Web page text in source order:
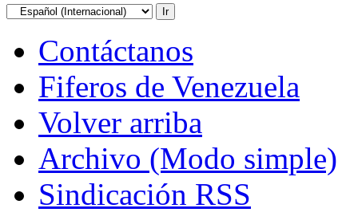
Contáctanos
Fiferos de Venezuela
Volver arriba
Archivo (Modo simple)
Sindicación RSS